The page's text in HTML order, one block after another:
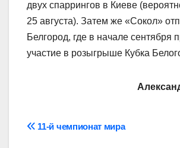
двух спаррингов в Киеве
25 августа). Затем же «Сокол»
Белгород, где в начале сентября
участие в розыгрыше Кубка
Навігація
11-й чемпионат мира